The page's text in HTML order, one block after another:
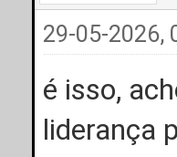
29-05-2026,
é isso,
liderança